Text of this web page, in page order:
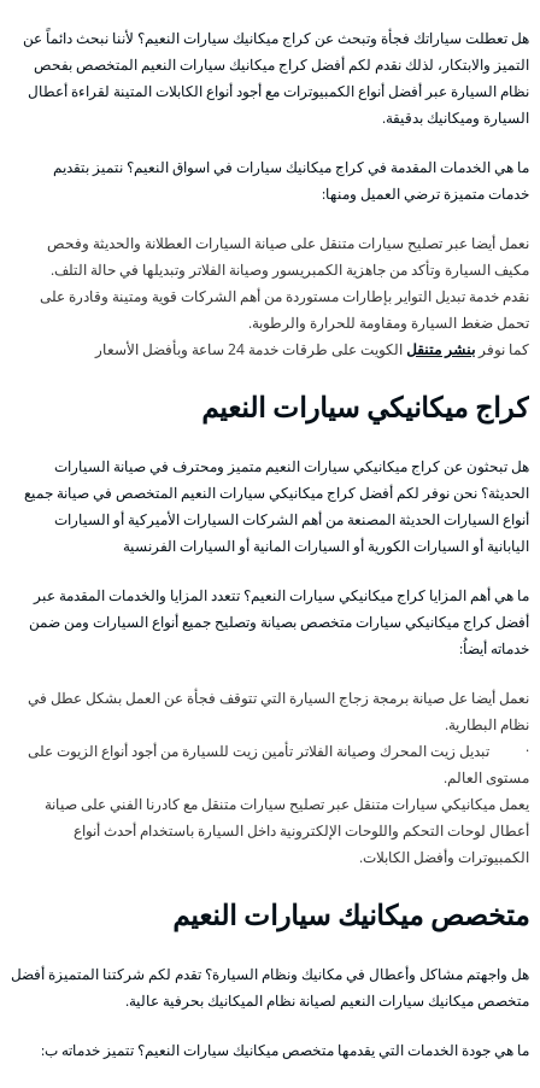
هل تعطلت سياراتك فجأة وتبحث عن كراج ميكانيك سيارات النعيم؟ لأننا نبحث دائماً عن
التميز والابتكار، لذلك نقدم لكم أفضل كراج ميكانيك سيارات النعيم المتخصص بفحص
نظام السيارة عبر أفضل أنواع الكمبيوترات مع أجود أنواع الكابلات المتينة لقراءة أعطال
السيارة وميكانيك بدقيقة.
ما هي الخدمات المقدمة في كراج ميكانيك سيارات في اسواق النعيم؟ نتميز بتقديم
خدمات متميزة ترضي العميل ومنها:
نعمل أيضا عبر تصليح سيارات متنقل على صيانة السيارات العطلانة والحديثة وفحص
مكيف السيارة وتأكد من جاهزية الكمبريسور وصيانة الفلاتر وتبديلها في حالة التلف.
نقدم خدمة تبديل التواير بإطارات مستوردة من أهم الشركات قوية ومتينة وقادرة على
تحمل ضغط السيارة ومقاومة للحرارة والرطوبة.
كما نوفر بنشر متنقلالكويت على طرقات خدمة 24 ساعة وبأفضل الأسعار
كراج ميكانيكي سيارات النعيم
هل تبحثون عن كراج ميكانيكي سيارات النعيم متميز ومحترف في صيانة السيارات
الحديثة؟ نحن نوفر لكم أفضل كراج ميكانيكي سيارات النعيم المتخصص في صيانة جميع
أنواع السيارات الحديثة المصنعة من أهم الشركات السيارات الأميركية أو السيارات
اليابانية أو السيارات الكورية أو السيارات المانية أو السيارات الفرنسية
ما هي أهم المزايا كراج ميكانيكي سيارات النعيم؟ تتعدد المزايا والخدمات المقدمة عبر
أفضل كراج ميكانيكي سيارات متخصص بصيانة وتصليح جميع أنواع السيارات ومن ضمن
خدماته أيضاُ:
نعمل أيضا عل صيانة برمجة زجاج السيارة التي تتوقف فجأة عن العمل بشكل عطل في
نظام البطارية.
· تبديل زيت المحرك وصيانة الفلاتر تأمين زيت للسيارة من أجود أنواع الزيوت على
مستوى العالم.
يعمل ميكانيكي سيارات متنقل عبر تصليح سيارات متنقل مع كادرنا الفني على صيانة
أعطال لوحات التحكم واللوحات الإلكترونية داخل السيارة باستخدام أحدث أنواع
الكمبيوترات وأفضل الكابلات.
متخصص ميكانيك سيارات النعيم
هل واجهتم مشاكل وأعطال في مكانيك ونظام السيارة؟ تقدم لكم شركتنا المتميزة أفضل
متخصص ميكانيك سيارات النعيم لصيانة نظام الميكانيك بحرفية عالية.
ما هي جودة الخدمات التي يقدمها متخصص ميكانيك سيارات النعيم؟ تتميز خدماته ب: